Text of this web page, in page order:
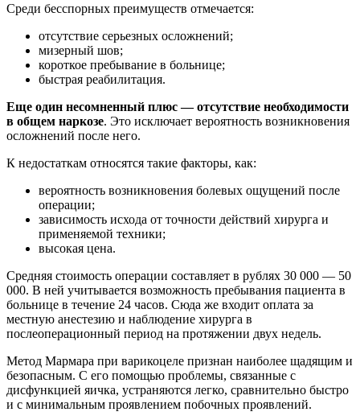
Среди бесспорных преимуществ отмечается:
отсутствие серьезных осложнений;
мизерный шов;
короткое пребывание в больнице;
быстрая реабилитация.
Еще один несомненный плюс — отсутствие необходимости
в общем наркозе. Это исключает вероятность возникновения
осложнений после него.
К недостаткам относятся такие факторы, как:
вероятность возникновения болевых ощущений после
операции;
зависимость исхода от точности действий хирурга и
применяемой техники;
высокая цена.
Средняя стоимость операции составляет в рублях 30 000 — 50
000. В ней учитывается возможность пребывания пациента в
больнице в течение 24 часов. Сюда же входит оплата за
местную анестезию и наблюдение хирурга в
послеоперационный период на протяжении двух недель.
Метод Мармара при варикоцеле признан наиболее щадящим и
безопасным. С его помощью проблемы, связанные с
дисфункцией яичка, устраняются легко, сравнительно быстро
и с минимальным проявлением побочных проявлений.